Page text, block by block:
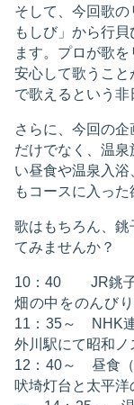
そして、今回歌
もしび」から行
ます。プロが歌
安心して歌うこ
で歌えるという非
さらに、今回の
だけでなく、温
い昼食や温泉入浴
もコースに入った
歌はもちろん、銚
てみませんか？
10：40 JR銚
畑の中をのんび
11：35～ NHK
外川駅にて昭和
12：40～ 昼食
吠埼灯台と太平